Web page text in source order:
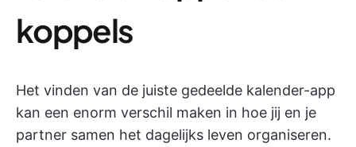
koppels
Het vinden van de juiste gedeelde kalender-app
kan een enorm verschil maken in hoe jij en je
partner samen het dagelijks leven organiseren.